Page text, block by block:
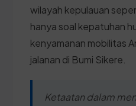
wilayah kepulauan
hanya soal kepatuhan
kenyamanan mobilitas
jalanan di Bumi Sikere.
Ketaatan dalam